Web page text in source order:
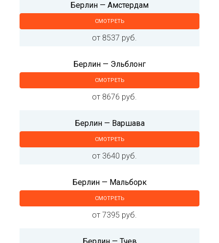
Берлин — Амстердам
СМОТРЕТЬ
от 8537 руб.
Берлин — Эльблонг
СМОТРЕТЬ
от 8676 руб.
Берлин — Варшава
СМОТРЕТЬ
от 3640 руб.
Берлин — Мальборк
СМОТРЕТЬ
от 7395 руб.